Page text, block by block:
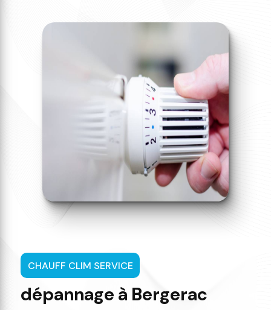
CHAUFF CLIM SERVICE
dépannage à Bergerac